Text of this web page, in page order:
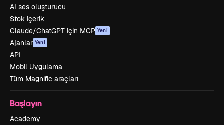
AI ses oluşturucu
Stok içerik
Claude/ChatGPT için MCP Yeni
Ajanlar Yeni
API
Mobil Uygulama
Tüm Magnific araçları
Başlayın
Academy